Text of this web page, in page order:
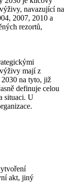
navazující na
2007, 2010 a
rezortů,
mají z
na tyto, již
definuje celou
situaci. U
akt, jiný